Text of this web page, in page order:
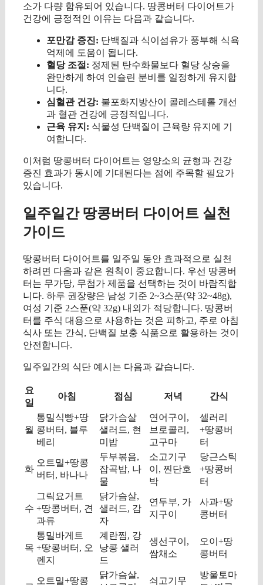
소가 다량 함유되어 있습니다. 땅콩버터 다이어트가
건강에 긍정적인 이유는 다음과 같습니다.
포만감 증진: 단백질과 식이섬유가 풍부해 식욕
억제에 도움이 됩니다.
혈당 조절: 정제된 탄수화물보다 혈당 상승을
완만하게 하여 인슐린 분비를 일정하게 유지합
니다.
심혈관 건강: 불포화지방산이 콜레스테롤 개선
과 혈관 건강에 긍정적입니다.
근육 유지: 식물성 단백질이 근육량 유지에 기
여합니다.
이처럼 땅콩버터 다이어트는 영양소의 균형과 건강
증진 효과가 동시에 기대된다는 점에 주목할 필요가
있습니다.
일주일간 땅콩버터 다이어트 실천
가이드
땅콩버터 다이어트를 일주일 동안 효과적으로 실천
하려면 다음과 같은 원칙이 중요합니다. 우선 땅콩버
터는 무가당, 무첨가 제품을 선택하는 것이 바람직합
니다. 하루 권장량은 남성 기준 2~3스푼(약 32~48g),
여성 기준 2스푼(약 32g) 내외가 적당합니다. 땅콩버
터를 주식 대용으로 사용하는 것은 피하고, 주로 아침
식사 또는 간식, 단백질 보충 식품으로 활용하는 것이
안전합니다.
일주일간의 식단 예시는 다음과 같습니다.
요
일
아침 점심 저녁 간식
월
통밀식빵+땅
콩버터, 블루
베리
닭가슴살
샐러드, 현
미밥
연어구이,
브로콜리,
고구마
셀러리
+땅콩버
터
화
오트밀+땅콩
버터, 바나나
두부볶음,
잡곡밥, 나
물
소고기구
이, 찐단호
박
당근스틱
+땅콩버
터
수
그릭요거트
+땅콩버터, 견
과류
닭가슴살,
샐러드, 감
자
연두부, 가
지구이
사과+땅
콩버터
목
통밀바게트
+땅콩버터, 오
렌지
계란찜, 강
낭콩 샐러
드
생선구이,
쌈채소
오이+땅
콩버터
오트밀+땅콩
닭가슴살,
쇠고기무
방울토마